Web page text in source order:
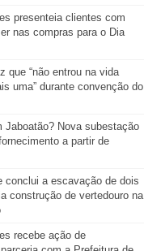
presenteia clientes com
nas compras para o Dia
que “não entrou na vida
uma” durante convenção do
Jaboatão? Nova subestação
a partir de
conclui a escavação de dois
construção de vertedouro na
recebe ação de